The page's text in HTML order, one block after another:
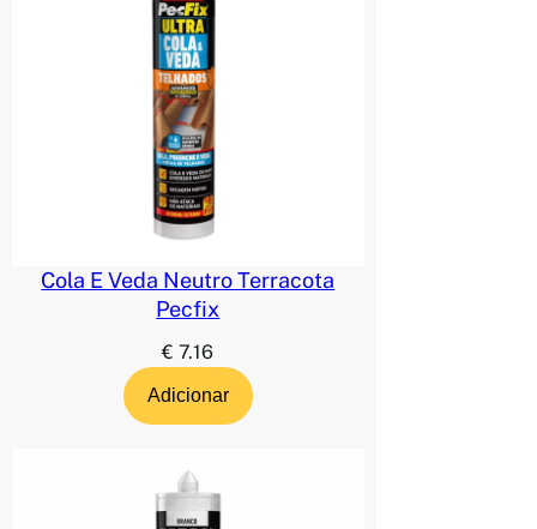
Cola E Veda Neutro Terracota
Pecfix
€ 7.16
Adicionar